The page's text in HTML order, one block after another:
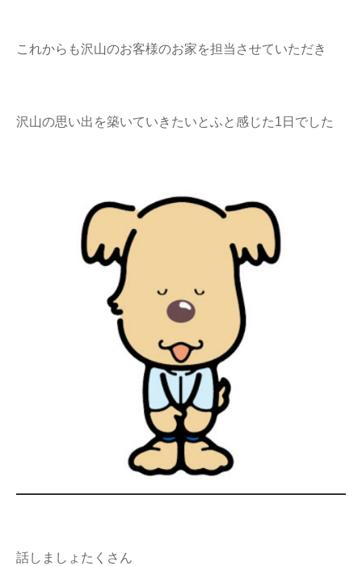
これからも沢山のお客様のお家を担当させていただき
沢山の思い出を築いていきたいとふと感じた1日でした
話しましょたくさん